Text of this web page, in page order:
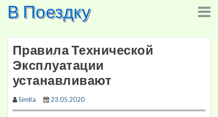
SkipВ Поездку
Правила Технической
Эксплуатации
устанавливают
SimKa 23.05.2020